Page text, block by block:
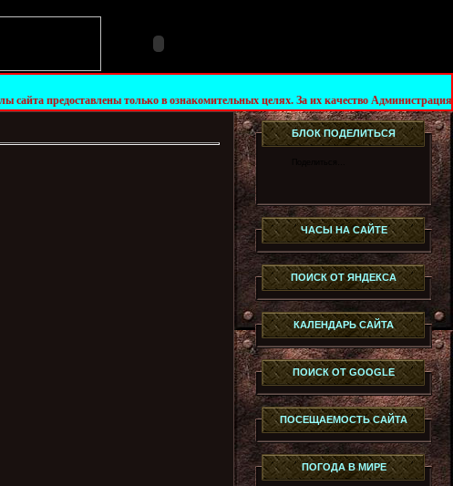
только в ознакомительных целях. За их качество Администрация сайта не несёт
БЛОК ПОДЕЛИТЬСЯ
ЧАСЫ НА САЙТЕ
ПОИСК ОТ ЯНДЕКСА
КАЛЕНДАРЬ САЙТА
ПОИСК ОТ GOOGLE
ПОСЕЩАЕМОСТЬ САЙТА
ПОГОДА В МИРЕ